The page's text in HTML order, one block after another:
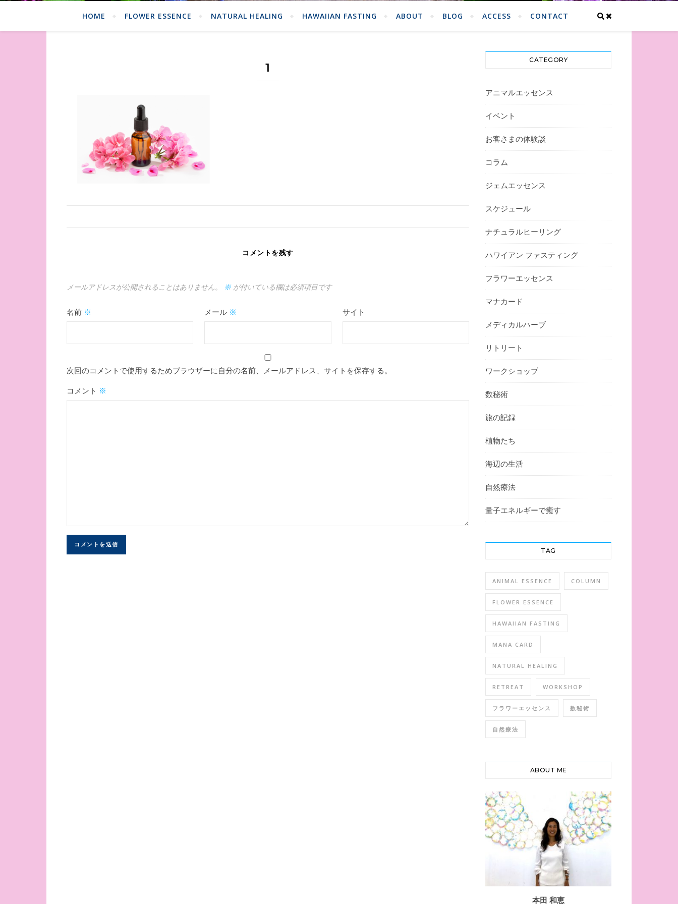
HOME FLOWER ESSENCE NATURAL HEALING HAWAIIAN FASTING ABOUT BLOG ACCESS CONTACT
1
コメントを残す
メールアドレスが公開されることはありません。 ※が付いている欄は必須項目です
名前 ※ メール ※ サイト
次回のコメントで使用するためブラウザーに自分の名前、メールアドレス、サイトを保存する。
コメント ※
CATEGORY
アニマルエッセンス
イベント
お客さまの体験談
コラム
ジェムエッセンス
スケジュール
ナチュラルヒーリング
ハワイアン ファスティング
フラワーエッセンス
マナカード
メディカルハーブ
リトリート
ワークショップ
数秘術
旅の記録
植物たち
海辺の生活
自然療法
量子エネルギーで癒す
TAG
ANIMAL ESSENCE COLUMN
FLOWER ESSENCE
HAWAIIAN FASTING
MANA CARD
NATURAL HEALING
RETREAT WORKSHOP
フラワーエッセンス 数秘術
自然療法
ABOUT ME
本田 和恵